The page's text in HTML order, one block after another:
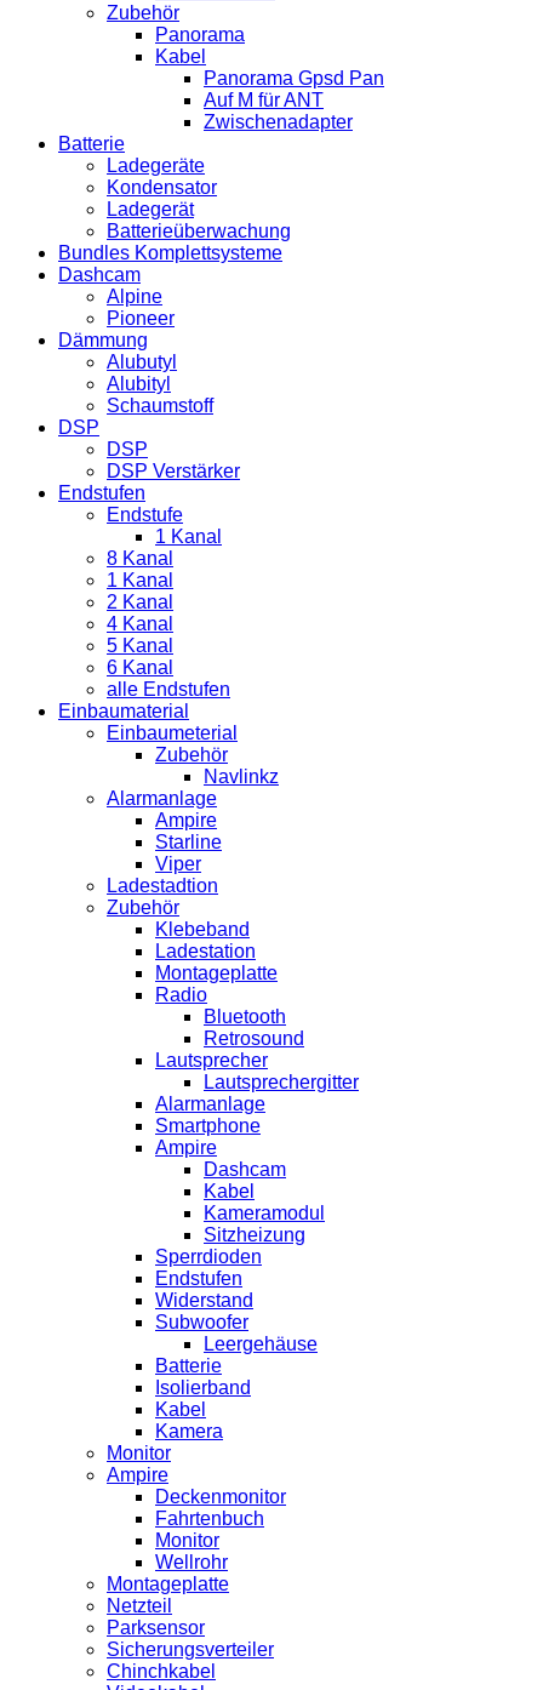
Zubehör
Panorama
Kabel
Panorama Gpsd Pan
Auf M für ANT
Zwischenadapter
Batterie
Ladegeräte
Kondensator
Ladegerät
Batterieüberwachung
Bundles Komplettsysteme
Dashcam
Alpine
Pioneer
Dämmung
Alubutyl
Alubityl
Schaumstoff
DSP
DSP
DSP Verstärker
Endstufen
Endstufe
1 Kanal
8 Kanal
1 Kanal
2 Kanal
4 Kanal
5 Kanal
6 Kanal
alle Endstufen
Einbaumaterial
Einbaumeterial
Zubehör
Navlinkz
Alarmanlage
Ampire
Starline
Viper
Ladestadtion
Zubehör
Klebeband
Ladestation
Montageplatte
Radio
Bluetooth
Retrosound
Lautsprecher
Lautsprechergitter
Alarmanlage
Smartphone
Ampire
Dashcam
Kabel
Kameramodul
Sitzheizung
Sperrdioden
Endstufen
Widerstand
Subwoofer
Leergehäuse
Batterie
Isolierband
Kabel
Kamera
Monitor
Ampire
Deckenmonitor
Fahrtenbuch
Monitor
Wellrohr
Montageplatte
Netzteil
Parksensor
Sicherungsverteiler
Chinchkabel